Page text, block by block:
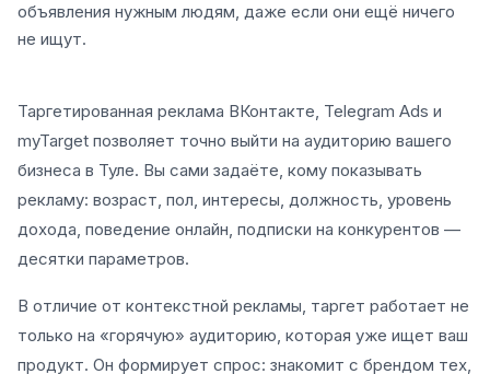
объявления нужным людям, даже если они ещё ничего
не ищут.
Таргетированная реклама ВКонтакте, Telegram Ads и
myTarget позволяет точно выйти на аудиторию вашего
бизнеса в Туле. Вы сами задаёте, кому показывать
рекламу: возраст, пол, интересы, должность, уровень
дохода, поведение онлайн, подписки на конкурентов —
десятки параметров.
В отличие от контекстной рекламы, таргет работает не
только на «горячую» аудиторию, которая уже ищет ваш
продукт. Он формирует спрос: знакомит с брендом тех,